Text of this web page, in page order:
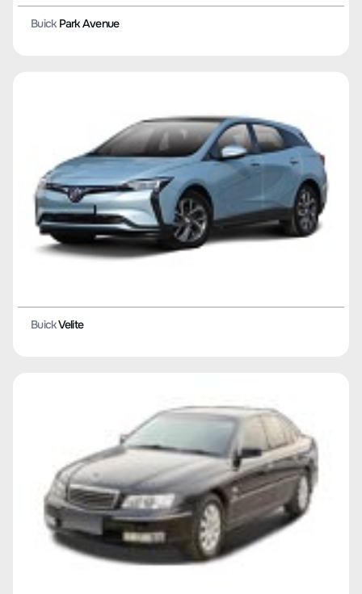
BuickPark Avenue
BuickVelite